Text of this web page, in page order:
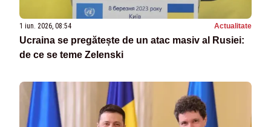
1 iun. 2026, 08:54 Actualitate
Ucraina se pregătește de un atac masiv al Rusiei:
de ce se teme Zelenski